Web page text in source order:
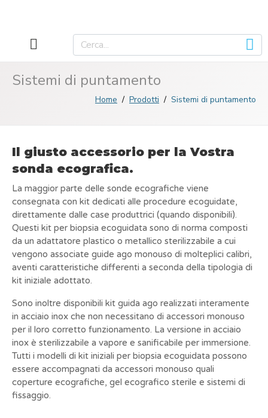
Sistemi di puntamento
Home Prodotti Sistemi di puntamento
Il giusto accessorio per la Vostra
sonda ecografica.
La maggior parte delle sonde ecografiche viene
consegnata con kit dedicati alle procedure ecoguidate,
direttamente dalle case produttrici (quando disponibili).
Questi kit per biopsia ecoguidata sono di norma composti
da un adattatore plastico o metallico sterilizzabile a cui
vengono associate guide ago monouso di molteplici calibri,
aventi caratteristiche differenti a seconda della tipologia di
kit iniziale adottato.
Sono inoltre disponibili kit guida ago realizzati interamente
in acciaio inox che non necessitano di accessori monouso
per il loro corretto funzionamento. La versione in acciaio
inox è sterilizzabile a vapore e sanificabile per immersione.
Tutti i modelli di kit iniziali per biopsia ecoguidata possono
essere accompagnati da accessori monouso quali
coperture ecografiche, gel ecografico sterile e sistemi di
fissaggio.